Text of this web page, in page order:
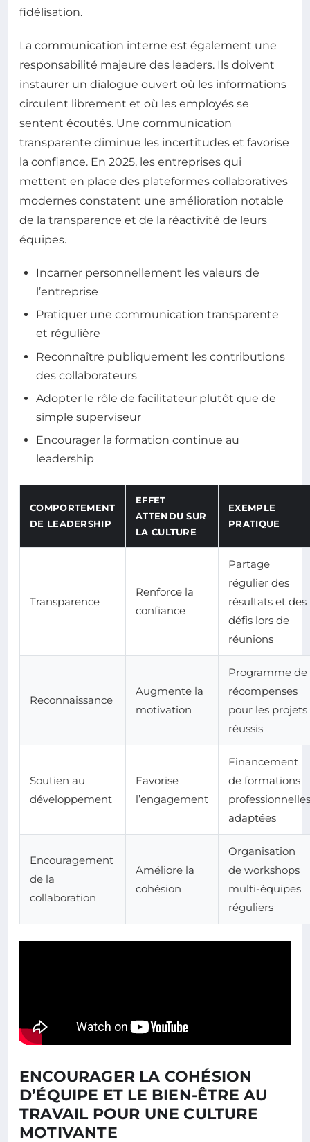
fidélisation.
La communication interne est également une
responsabilité majeure des leaders. Ils doivent
instaurer un dialogue ouvert où les informations
circulent librement et où les employés se
sentent écoutés. Une communication
transparente diminue les incertitudes et favorise
la confiance. En 2025, les entreprises qui
mettent en place des plateformes collaboratives
modernes constatent une amélioration notable
de la transparence et de la réactivité de leurs
équipes.
Incarner personnellement les valeurs de
l’entreprise
Pratiquer une communication transparente
et régulière
Reconnaître publiquement les contributions
des collaborateurs
Adopter le rôle de facilitateur plutôt que de
simple superviseur
Encourager la formation continue au
leadership
COMPORTEMENT
DE LEADERSHIP
EFFET
ATTENDU SUR
LA CULTURE
EXEMPLE
PRATIQUE
Transparence
Renforce la
confiance
Partage
régulier des
résultats et des
défis lors de
réunions
Reconnaissance
Augmente la
motivation
Programme de
récompenses
pour les projets
réussis
Soutien au
développement
Favorise
l’engagement
Financement
de formations
professionnelles
adaptées
Encouragement
de la
collaboration
Améliore la
cohésion
Organisation
de workshops
multi-équipes
réguliers
ENCOURAGER LA COHÉSION
D’ÉQUIPE ET LE BIEN-ÊTRE AU
TRAVAIL POUR UNE CULTURE
MOTIVANTE